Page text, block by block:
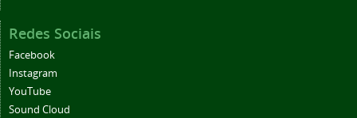
Redes Sociais
Facebook
Instagram
YouTube
Sound Cloud